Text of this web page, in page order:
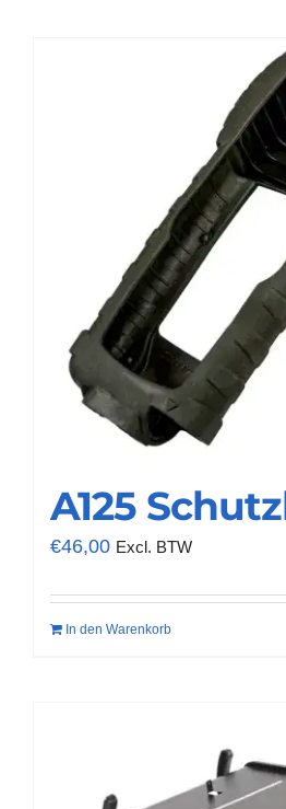
A125
€46,00 Excl. BTW
In den Warenkorb